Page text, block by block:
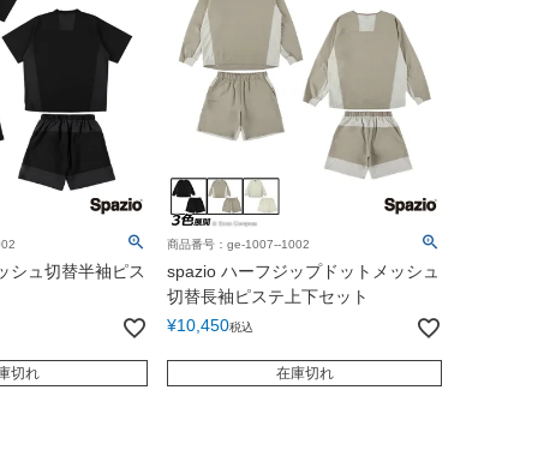
シュ切替半袖ピス
切れ
商品番号：ge-1007--1002
spazio ハーフジップドットメッシュ
切替長袖ピステ上下セット
¥10,450税込
在庫切れ